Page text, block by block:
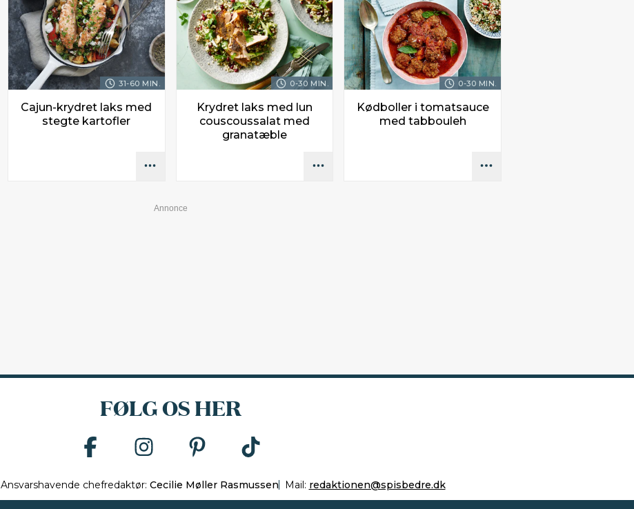
31-60 MIN.
Cajun-krydret laks med
stegte kartofler
0-30 MIN.
Krydret laks med lun
couscoussalat med
granatæble
0-30 MIN.
Kødboller i tomatsauce
med tabbouleh
FØLG OS HER
Ansvarshavende chefredaktør: Cecilie Møller Rasmussen Mail: redaktionen@spisbedre.dk